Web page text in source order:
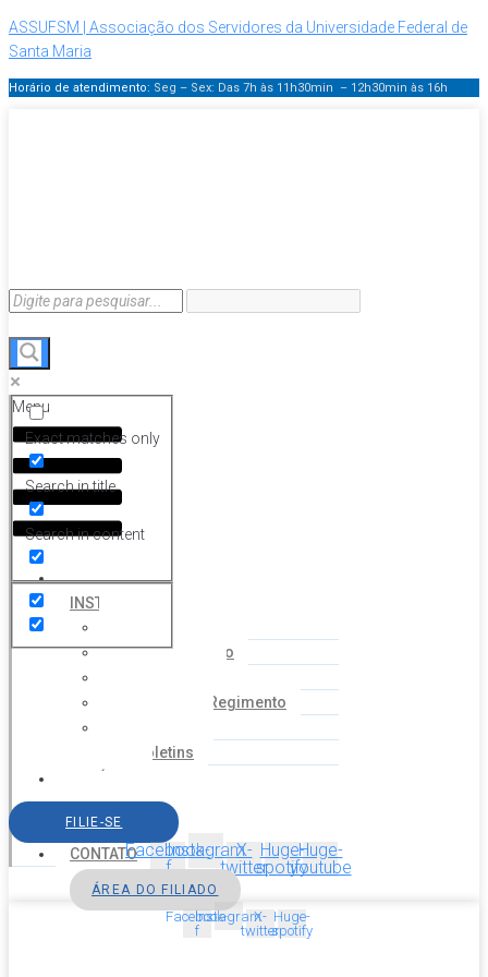
ASSUFSM | Associação dos Servidores da Universidade Federal de
Santa Maria
Horário de atendimento: Seg – Sex: Das 7h às 11h30min – 12h30min às 16h
Exact matches only
Search in title
Search in content
Menu
HOME
INSTITUCIONAL
Coordenação
Estatuto e Regimento
Boletins
SERVIÇOS
AGENDA
CONTATO
FILIE-SE
Facebook-
f
InstagramX-
twitter
Huge-
spotify
Huge-
youtube
ÁREA DO FILIADO
Facebook-
f
InstagramX-
twitter
Huge-
spotify